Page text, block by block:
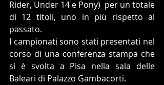
Rider, Under 14 e Pony)  per un totale
di 12 titoli, uno in più rispetto al
passato.
I campionati sono stati presentati nel
corso di una conferenza stampa che
si è svolta a Pisa nella sala delle
Baleari di Palazzo Gambacorti.